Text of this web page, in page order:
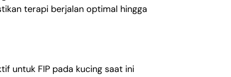
terapi berjalan optimal hingga
untuk FIP pada kucing saat ini